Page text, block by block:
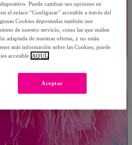
Puede cambiar sus opciones en
el enlace “Configurar” accesible a través del
Cookies depositadas también son
de nuestro servicio, como las que miden
adaptada de nuestras ofertas, y no están
más información sobre las Cookies, puede
accesible AQUÍ.
Aceptar